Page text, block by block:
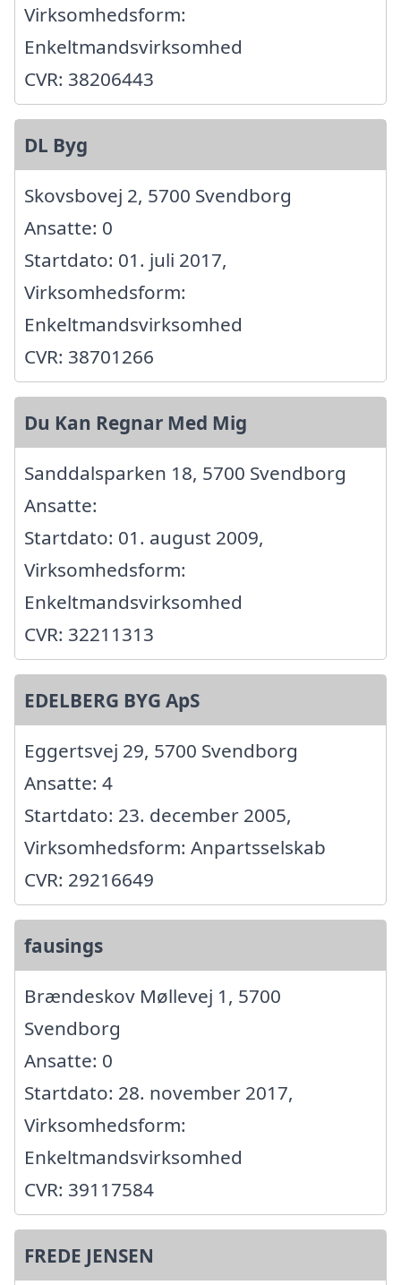
Virksomhedsform:
Enkeltmandsvirksomhed
CVR: 38206443
DL Byg
Skovsbovej 2, 5700 Svendborg
Ansatte: 0
Startdato: 01. juli 2017,
Virksomhedsform:
Enkeltmandsvirksomhed
CVR: 38701266
Du Kan Regnar Med Mig
Sanddalsparken 18, 5700 Svendborg
Ansatte:
Startdato: 01. august 2009,
Virksomhedsform:
Enkeltmandsvirksomhed
CVR: 32211313
EDELBERG BYG ApS
Eggertsvej 29, 5700 Svendborg
Ansatte: 4
Startdato: 23. december 2005,
Virksomhedsform: Anpartsselskab
CVR: 29216649
fausings
Brændeskov Møllevej 1, 5700
Svendborg
Ansatte: 0
Startdato: 28. november 2017,
Virksomhedsform:
Enkeltmandsvirksomhed
CVR: 39117584
FREDE JENSEN